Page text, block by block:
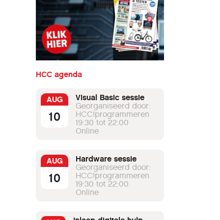
HCC agenda
AUG
10
Visual Basic sessie
Georganiseerd door:
HCC!programmeren
19:30 tot 22:00
Online
AUG
10
Hardware sessie
Georganiseerd door:
HCC!programmeren
19:30 tot 22:00
Online